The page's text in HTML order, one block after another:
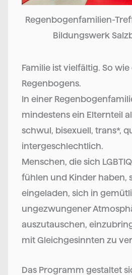
Regenbogenfamilien-
Bildungswerk
Familie ist vielfältig. So
Regenbogens.
In einer
mindestens ein Elternteil
schwul, bisexuell, trans*,
intergeschlechtlich.
Menschen, die sich
fühlen und Kinder haben,
eingeladen, sich in
ungezwungener
auszutauschen,
mit Gleichgesinnten zu
Das Programm gestaltet